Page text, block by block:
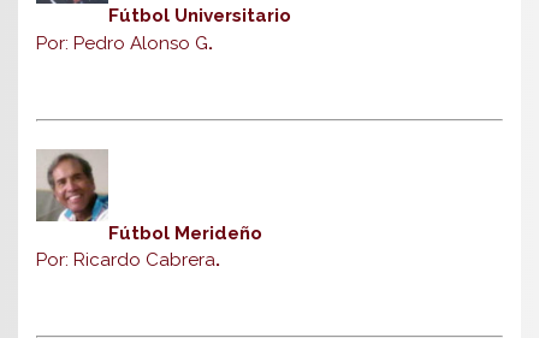
Fútbol Universitario
Por: Pedro Alonso G.
Fútbol Merideño
Por: Ricardo Cabrera.